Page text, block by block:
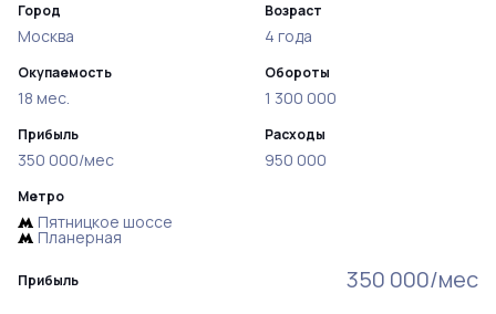
Прибыль 350 000/мес
Город
Москва
Окупаемость
18 мес.
Прибыль
350 000/мес
Возраст
4 года
Обороты
1 300 000
Расходы
950 000
Метро
Пятницкое шоссе
Планерная